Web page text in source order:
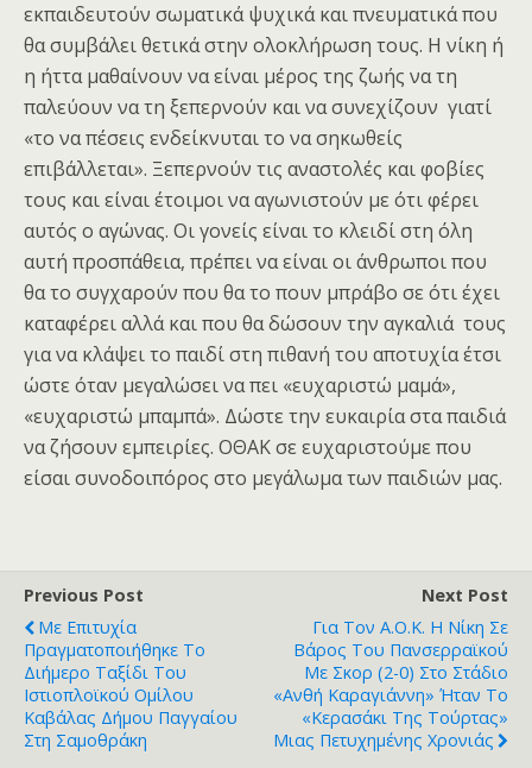
εκπαιδευτούν σωματικά ψυχικά και πνευματικά που
θα συμβάλει θετικά στην ολοκλήρωση τους. Η νίκη ή
η ήττα μαθαίνουν να είναι μέρος της ζωής να τη
παλεύουν να τη ξεπερνούν και να συνεχίζουν γιατί
«το να πέσεις ενδείκνυται το να σηκωθείς
επιβάλλεται». Ξεπερνούν τις αναστολές και φοβίες
τους και είναι έτοιμοι να αγωνιστούν με ότι φέρει
αυτός ο αγώνας. Οι γονείς είναι το κλειδί στη όλη
αυτή προσπάθεια, πρέπει να είναι οι άνθρωποι που
θα το συγχαρούν που θα το πουν μπράβο σε ότι έχει
καταφέρει αλλά και που θα δώσουν την αγκαλιά τους
για να κλάψει το παιδί στη πιθανή του αποτυχία έτσι
ώστε όταν μεγαλώσει να πει «ευχαριστώ μαμά»,
«ευχαριστώ μπαμπά». Δώστε την ευκαιρία στα παιδιά
να ζήσουν εμπειρίες. ΟΘΑΚ σε ευχαριστούμε που
είσαι συνοδοιπόρος στο μεγάλωμα των παιδιών μας.
Previous Post
Με Επιτυχία
Πραγματοποιήθηκε Το
Διήμερο Ταξίδι Του
Ιστιοπλοϊκού Ομίλου
Καβάλας Δήμου Παγγαίου
Στη Σαμοθράκη
Next Post
Για Τον Α.Ο.Κ. Η Νίκη Σε
Βάρος Του Πανσερραϊκού
Με Σκορ (2-0) Στο Στάδιο
«Ανθή Καραγιάννη» Ήταν Το
«κερασάκι Της Τούρτας»
Μιας Πετυχημένης Χρονιάς